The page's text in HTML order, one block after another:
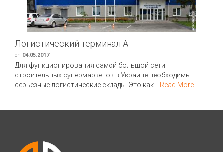
Логистический терминал А
on 04.05.2017
Для функционирования самой большой сети
строительных супермаркетов в Украине необходимы
серьезные логистические склады. Это как... Read More